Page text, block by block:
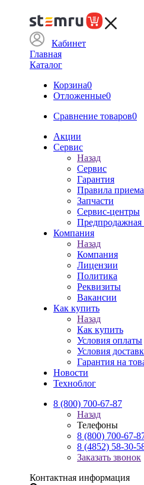
Кабинет
Главная
Каталог
Корзина0
Отложенные0
Сравнение товаров0
Акции
Сервис
Назад
Сервис
Гарантия
Правила
Запчасти
Сервис-центры
Предпродажная
Компания
Назад
Компания
Лицензии
Политика
Реквизиты
Вакансии
Как купить
Назад
Как купить
Условия оплаты
Условия
Гарантия на
Новости
Техноблог
8 (800) 700-67-87
Назад
Телефоны
8 (800) 700-67-
8 (4852) 58-30-
Заказать звонок
Контактная информация